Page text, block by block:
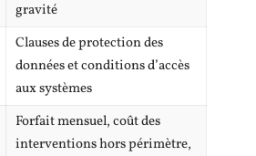
gravité
Clauses de protection des
données et conditions d’accès
aux systèmes
Forfait mensuel, coût des
interventions hors périmètre,